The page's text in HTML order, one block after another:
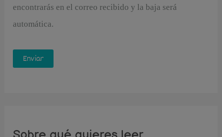
encontrarás en el correo recibido y la baja será
automática.